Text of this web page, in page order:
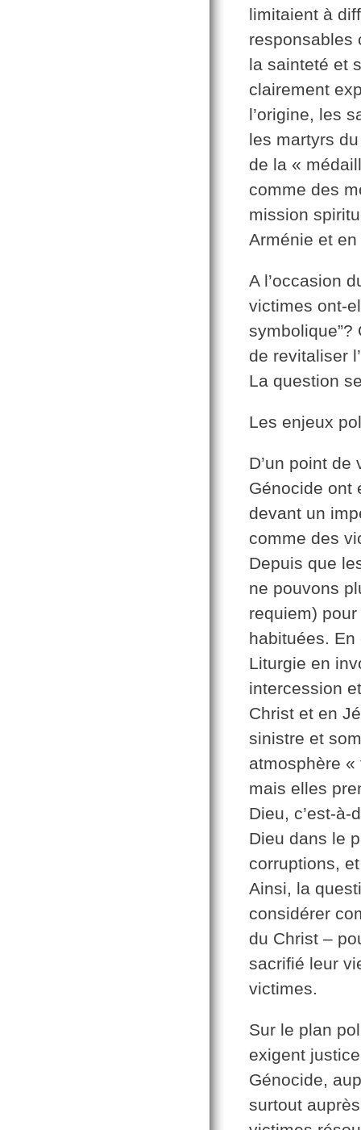
limitaient à
responsables
la sainteté et
clairement
l’origine, les
les martyrs
de la «
comme des
mission
Arménie et
A l’occasion
victimes ont-
symbolique”?
de revitaliser
La question
Les enjeux
D’un point
Génocide ont
devant un
comme des
Depuis que
ne pouvons
requiem)
habituées.
Liturgie en
intercession
Christ et en
sinistre et
atmosphère
mais elles
Dieu, c’est-
Dieu dans le
corruptions,
Ainsi, la
considérer
du Christ –
sacrifié leur
victimes.
Sur le plan
exigent
Génocide,
surtout